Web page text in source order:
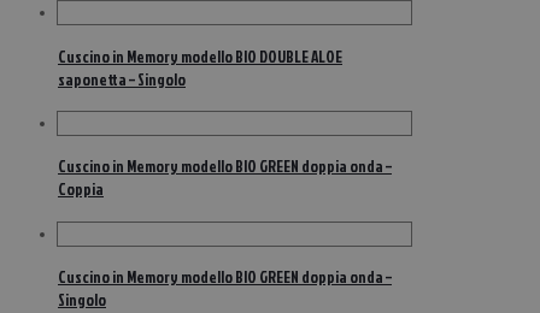
Cuscino in Memory modello BIO DOUBLE ALOE
saponetta – Singolo
Cuscino in Memory modello BIO GREEN doppia onda –
Coppia
Cuscino in Memory modello BIO GREEN doppia onda –
Singolo